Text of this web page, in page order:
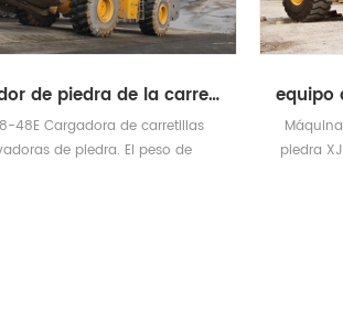
manipuladora de bloques de
XJ968-23E. El peso de operación